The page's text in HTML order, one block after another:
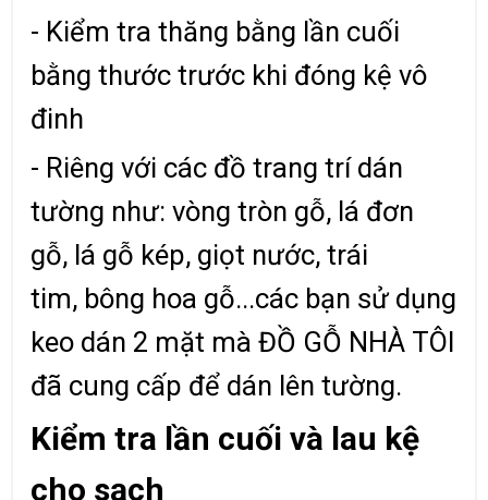
- Kiểm tra thăng bằng lần cuối
bằng thước trước khi đóng kệ vô
đinh
- Riêng với các đồ trang trí dán
tường như: vòng tròn gỗ, lá đơn
gỗ, lá gỗ kép, giọt nước, trái
tim, bông hoa gỗ...các bạn sử dụng
keo dán 2 mặt mà ĐỒ GỖ NHÀ TÔI
đã cung cấp để dán lên tường.
Kiểm tra lần cuối và lau kệ
cho sạch